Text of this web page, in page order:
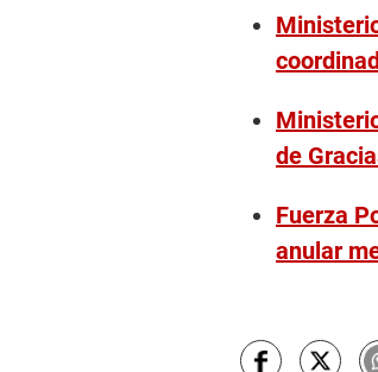
de
Fuerza
anular